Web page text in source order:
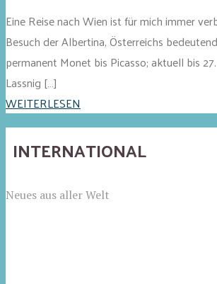
Eine Reise nach Wien ist für mich immer
Besuch der Albertina, Österreichs
permanent Monet bis Picasso; aktuell bis
Lassnig […]
WEITERLESEN
INTERNATIONAL
Neues aus aller Welt